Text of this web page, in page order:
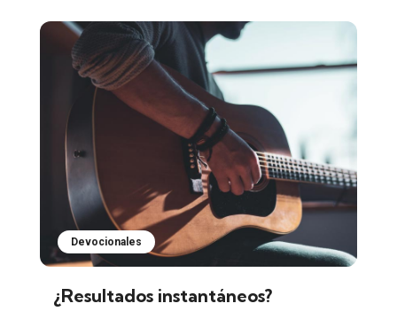
Devocionales
¿Resultados instantáneos?